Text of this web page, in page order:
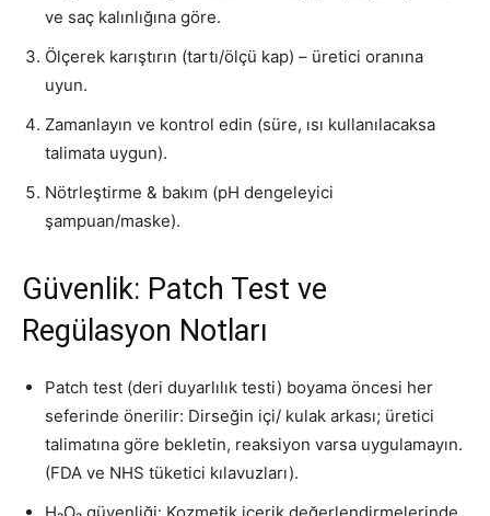
ve saç kalınlığına göre.
Ölçerek karıştırın (tartı/ölçü kap) – üretici oranına
uyun.
Zamanlayın ve kontrol edin (süre, ısı kullanılacaksa
talimata uygun).
Nötrleştirme & bakım (pH dengeleyici
şampuan/maske).
Güvenlik: Patch Test ve
Regülasyon Notları
Patch test (deri duyarlılık testi) boyama öncesi her
seferinde önerilir: Dirseğin içi/ kulak arkası; üretici
talimatına göre bekletin, reaksiyon varsa uygulamayın.
(FDA ve NHS tüketici kılavuzları).